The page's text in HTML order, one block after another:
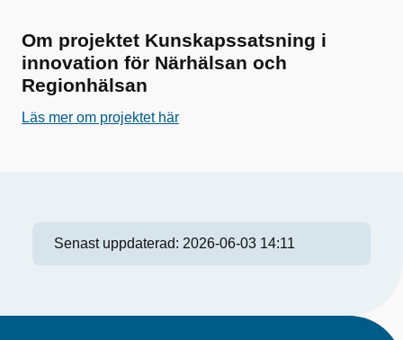
Om projektet Kunskapssatsning i
innovation för Närhälsan och
Regionhälsan
Läs mer om projektet här
Senast uppdaterad: 2026-06-03 14:11